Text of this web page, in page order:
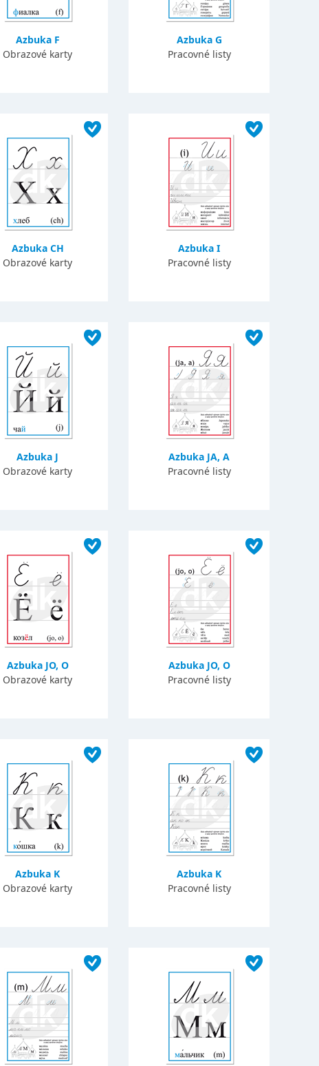
Azbuka F
Obrazové karty
Azbuka G
Pracovné listy
Azbuka CH
Obrazové karty
Azbuka I
Pracovné listy
Azbuka J
Obrazové karty
Azbuka JA, A
Pracovné listy
Azbuka JO, O
Obrazové karty
Azbuka JO, O
Pracovné listy
Azbuka K
Obrazové karty
Azbuka K
Pracovné listy